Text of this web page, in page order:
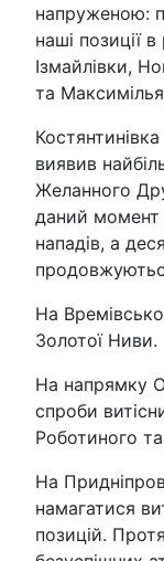
напруженою:
наші позиції
Ізмайлівки,
та
виявив
Желанного
даний момент
нападів, а
На
Золотої Ниви.
На напрямку
спроби
Роботиного
На
намагатися
позицій.